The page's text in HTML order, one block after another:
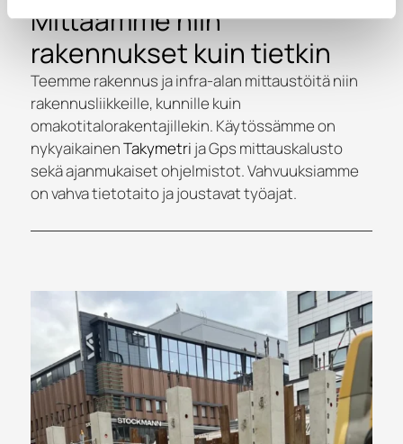
Mittaamme niin
rakennukset kuin tietkin
Teemme rakennus ja infra-alan mittaustöitä niin
rakennusliikkeille, kunnille kuin
omakotitalorakentajillekin. Käytössämme on
nykyaikainenTakymetri ja Gps mittauskalusto
sekä ajanmukaiset ohjelmistot. Vahvuuksiamme
on vahva tietotaito ja joustavat työajat.